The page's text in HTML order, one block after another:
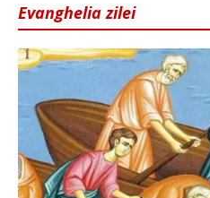
Evanghelia zilei